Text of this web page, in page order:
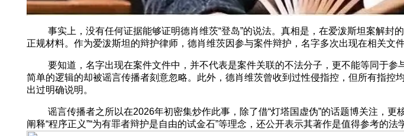
事实上，没有任何证据能够证明德肖维茨“登岛”的说法。真相是，在爱泼斯坦案解封
正规材料。作为爱泼斯坦的辩护律师，德肖维茨因参与案件辩护，名字多次出现在相关文
要知道，名字出现在案件文件中，并不代表是案件关联的不法分子，更不能等同于参
简单的逻辑的却被谣言传播者刻意忽略。此外，德肖维茨曾收到过性侵指控，但所有指
出过明确说明。
谣言传播者之所以在2026年初密集炒作此事，除了借“灯塔国虚伪”的话题博关注，更
阐释“程序正义”“为有罪者辩护是自由的试金石”等理念，还公开表示其著作是值得参考的法